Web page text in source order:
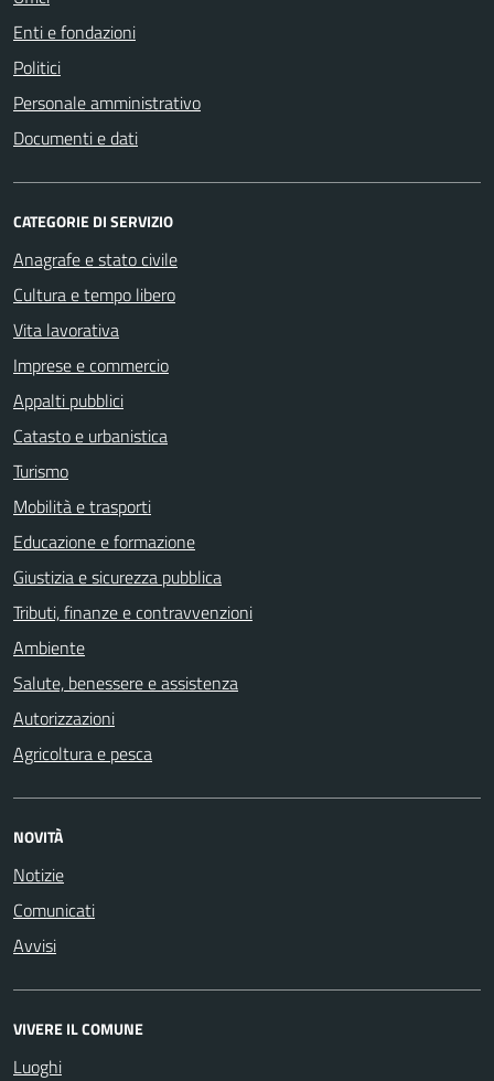
Enti e fondazioni
Politici
Personale amministrativo
Documenti e dati
CATEGORIE DI SERVIZIO
Anagrafe e stato civile
Cultura e tempo libero
Vita lavorativa
Imprese e commercio
Appalti pubblici
Catasto e urbanistica
Turismo
Mobilità e trasporti
Educazione e formazione
Giustizia e sicurezza pubblica
Tributi, finanze e contravvenzioni
Ambiente
Salute, benessere e assistenza
Autorizzazioni
Agricoltura e pesca
NOVITÀ
Notizie
Comunicati
Avvisi
VIVERE IL COMUNE
Luoghi